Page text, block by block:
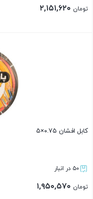
تومان
کابل افشان ۰.۷۵×۵
۵۰ در انبار
تومان